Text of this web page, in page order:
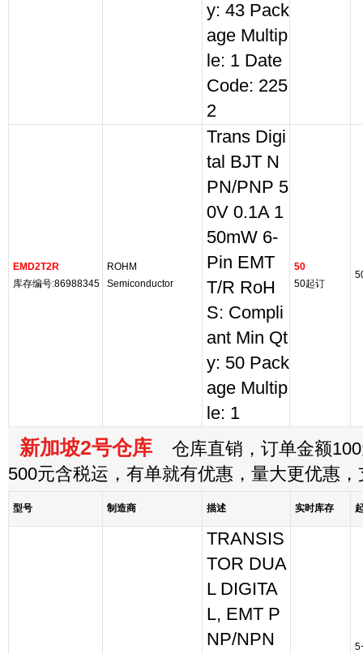
y: 43 Pack
age Multip
le: 1 Date
Code: 225
2
EMD2T2R
库存编号:86988345
ROHM
Semiconductor
Trans Digi
tal BJT N
PN/PNP 5
0V 0.1A 1
50mW 6-
Pin EMT
T/R RoH
S: Compli
ant Min Qt
y: 50 Pack
age Multip
le: 1
50
50起订
新加坡2号仓库 仓库直销，订单金额
500元含税运，有单就有优惠，量大更优惠
型号 制造商 描述 实时库存
TRANSIS
TOR DUA
L DIGITA
L, EMT P
NP/NPN